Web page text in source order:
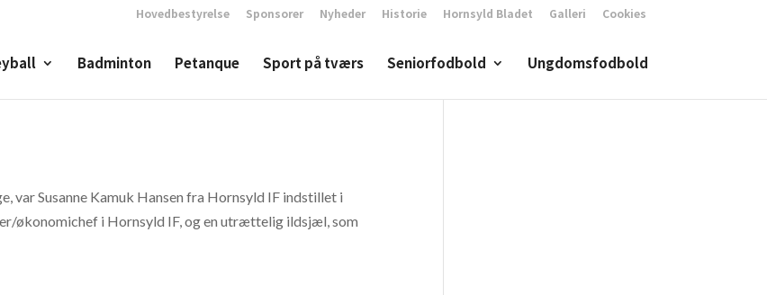
Hovedbestyrelse Sponsorer Nyheder Historie Hornsyld Bladet Galleri Cookies
Badminton Petanque Sport på tværs Seniorfodbold Ungdomsfodbold
var Susanne Kamuk Hansen fra Hornsyld IF indstillet i
økonomichef i Hornsyld IF, og en utrættelig ildsjæl, som